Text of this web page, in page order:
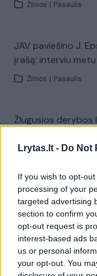
Lrytas.lt - Do Not
If you wish to opt-
processing of your
targeted advertising
section to confirm
opt-out request is
interest-based ads
us or personal
your opt-out. You
Žinios Pasaulis
JAV paviešino J.
įrašą: interviu
Žinios Pasaulis
Žlugusios derybos
Žinios | Pasaulis
Sparčiai plinta
transseksualams
Khelif
Žinios | Pasaulis